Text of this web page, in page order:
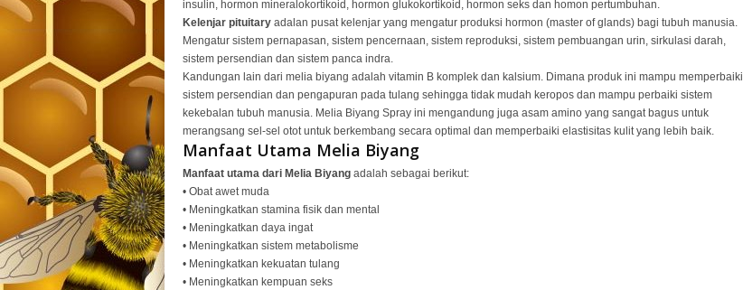
insulin, hormon mineralokortikoid, hormon glukokortikoid, hormon seks dan homon pertumbuhan.
Kelenjar pituitary adalan pusat kelenjar yang mengatur produksi hormon (master of glands) bagi tubuh manusia.
Mengatur sistem pernapasan, sistem pencernaan, sistem reproduksi, sistem pembuangan urin, sirkulasi darah,
sistem persendian dan sistem panca indra.
Kandungan lain dari melia biyang adalah vitamin B komplek dan kalsium. Dimana produk ini mampu memperbaiki
sistem persendian dan pengapuran pada tulang sehingga tidak mudah keropos dan mampu perbaiki sistem
kekebalan tubuh manusia. Melia Biyang Spray ini mengandung juga asam amino yang sangat bagus untuk
merangsang sel-sel otot untuk berkembang secara optimal dan memperbaiki elastisitas kulit yang lebih baik.
Manfaat Utama Melia Biyang
Manfaat utama dari Melia Biyang adalah sebagai berikut:
• Obat awet muda
• Meningkatkan stamina fisik dan mental
• Meningkatkan daya ingat
• Meningkatkan sistem metabolisme
• Meningkatkan kekuatan tulang
• Meningkatkan kempuan seks